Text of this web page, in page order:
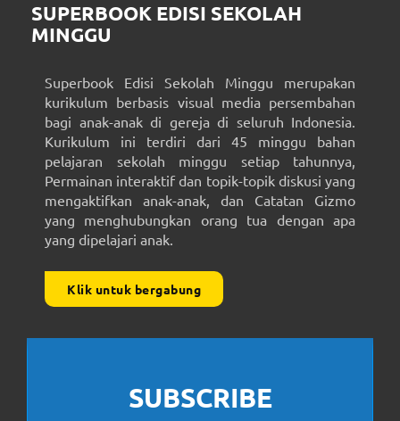
SUPERBOOK EDISI SEKOLAH
MINGGU
Superbook Edisi Sekolah Minggu merupakan
kurikulum berbasis visual media persembahan
bagi anak-anak di gereja di seluruh Indonesia.
Kurikulum ini terdiri dari 45 minggu bahan
pelajaran sekolah minggu setiap tahunnya,
Permainan interaktif dan topik-topik diskusi yang
mengaktifkan anak-anak, dan Catatan Gizmo
yang menghubungkan orang tua dengan apa
yang dipelajari anak.
Klik untuk bergabung
SUBSCRIBE